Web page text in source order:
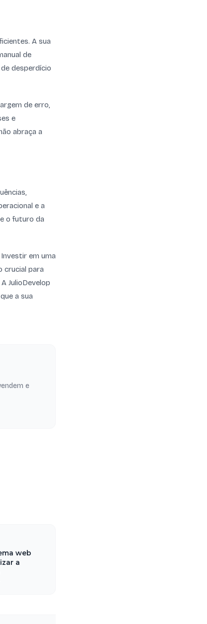
A sua
de
desperdício
de erro,
e
abraça a
e a
o futuro da
em uma
crucial para
JulioDevelop
a sua
e
web
a